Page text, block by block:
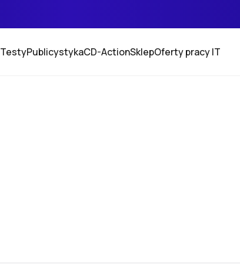
TestyPublicystykaCD-ActionSklepOferty pracy IT